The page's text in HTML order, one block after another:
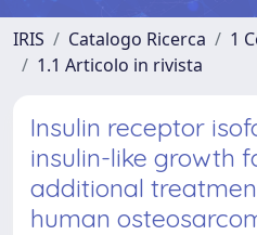
IRIS Catalogo Ricerca
1
1.1 Articolo in rivista
Insulin receptor
insulin-like growth
additional
human